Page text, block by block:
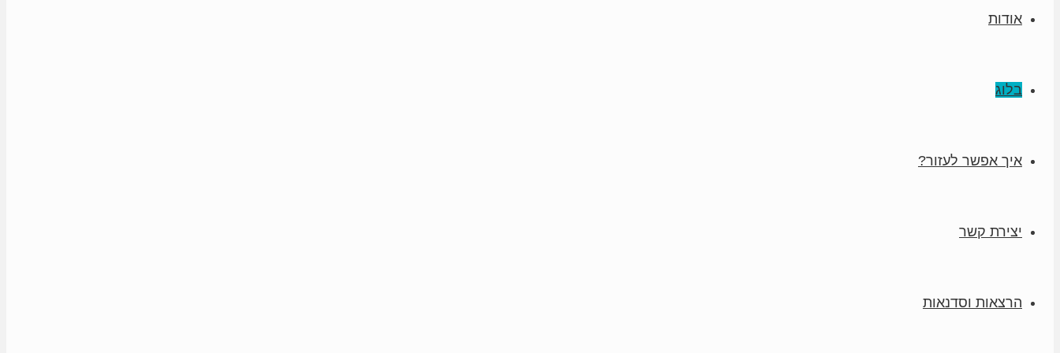
אודות
בלוג
איך אפשר לעזור?
יצירת קשר
הרצאות וסדנאות